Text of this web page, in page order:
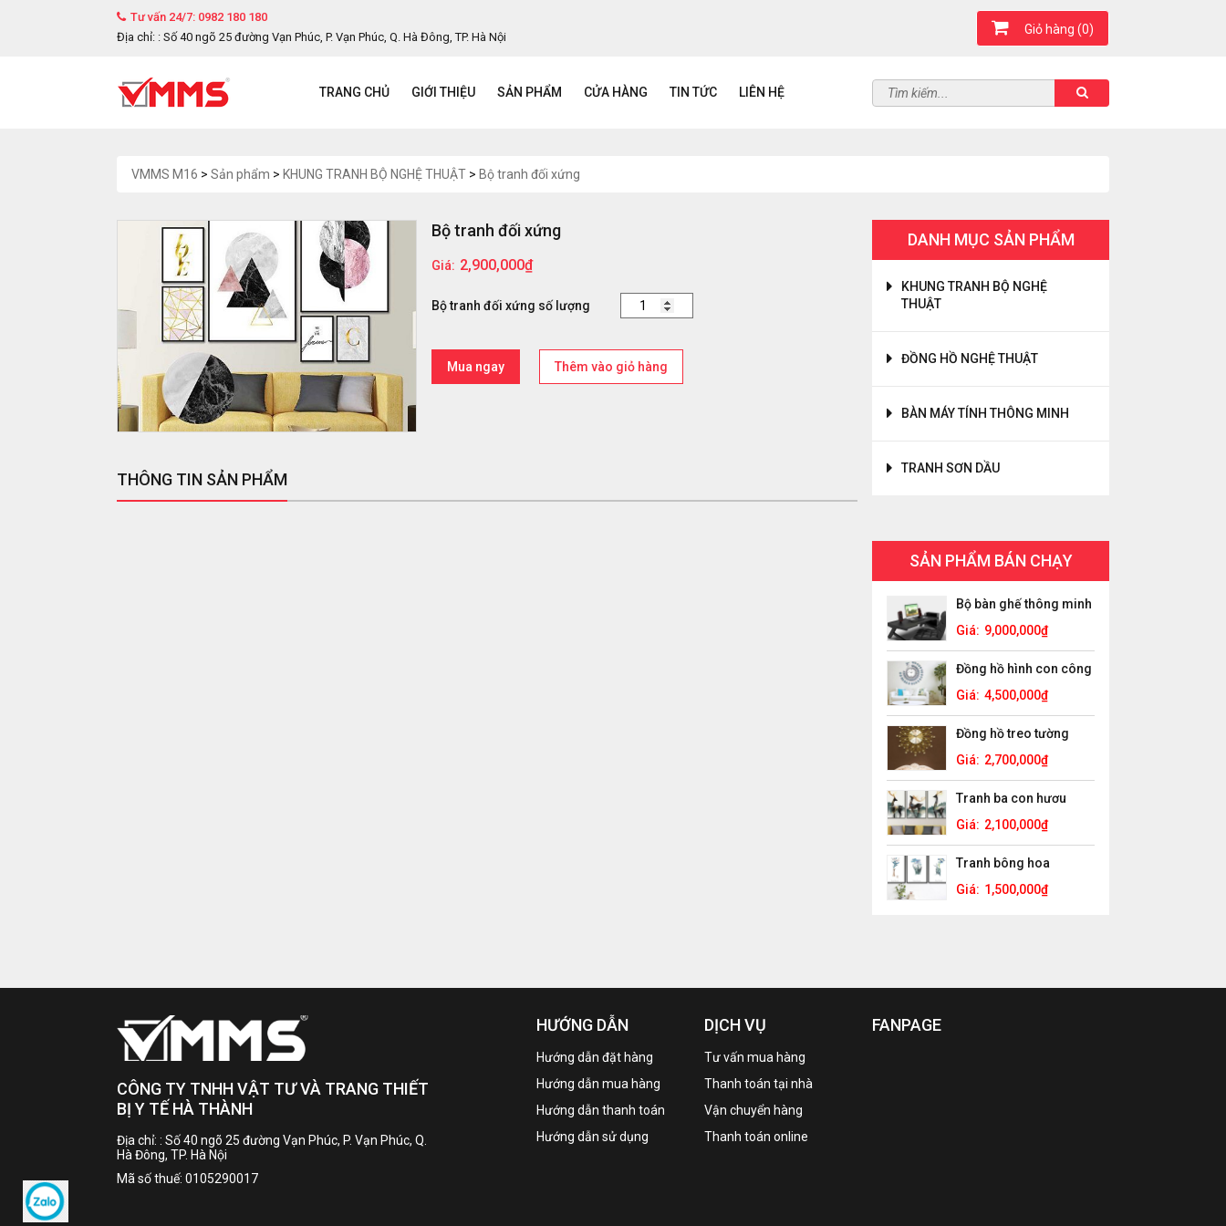
Tư vấn 24/7: 0982 180 180
Địa chỉ: : Số 40 ngõ 25 đường Vạn Phúc, P. Vạn Phúc, Q. Hà Đông, TP. Hà Nội
Giỏ hàng (0)
TRANG CHỦ GIỚI THIỆU SẢN PHẨM CỬA HÀNG TIN TỨC LIÊN HỆ
VMMS M16 > Sản phẩm > KHUNG TRANH BỘ NGHỆ THUẬT > Bộ tranh đối xứng
Bộ tranh đối xứng
Giá: 2,900,000₫
Bộ tranh đối xứng số lượng
Mua ngay Thêm vào giỏ hàng
THÔNG TIN SẢN PHẨM
DANH MỤC SẢN PHẨM
KHUNG TRANH BỘ NGHỆ
THUẬT
ĐỒNG HỒ NGHỆ THUẬT
BÀN MÁY TÍNH THÔNG MINH
TRANH SƠN DẦU
SẢN PHẨM BÁN CHẠY
Bộ bàn ghế thông minh
Giá: 9,000,000₫
Đồng hồ hình con công
Giá: 4,500,000₫
Đồng hồ treo tường
Giá: 2,700,000₫
Tranh ba con hươu
Giá: 2,100,000₫
Tranh bông hoa
Giá: 1,500,000₫
CÔNG TY TNHH VẬT TƯ VÀ TRANG THIẾT
BỊ Y TẾ HÀ THÀNH
Địa chỉ: : Số 40 ngõ 25 đường Vạn Phúc, P. Vạn Phúc, Q.
Hà Đông, TP. Hà Nội
Mã số thuế: 0105290017
HƯỚNG DẪN
Hướng dẫn đặt hàng
Hướng dẫn mua hàng
Hướng dẫn thanh toán
Hướng dẫn sử dụng
DỊCH VỤ
Tư vấn mua hàng
Thanh toán tại nhà
Vận chuyển hàng
Thanh toán online
FANPAGE